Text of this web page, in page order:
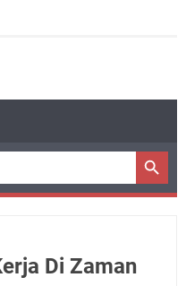
Di Zaman